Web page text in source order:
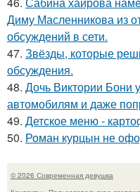
Диму Масленникова из
обсуждений в сети.
47. Звёзды, которые
обсуждения.
48. Дочь Виктории Бони
автомобилям и даже
49. Детское меню -
50. Роман курцын не
© 2026 Современная девушка